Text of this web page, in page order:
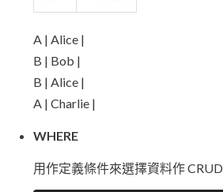
A | Alice |
B | Bob |
B | Alice |
A | Charlie |
WHERE
用作定義條件來選擇資料作 CRUD